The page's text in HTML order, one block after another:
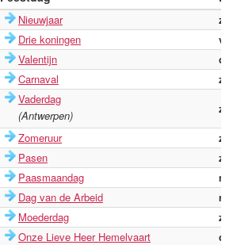
Nieuwjaar
Drie koningen
Valentijn
Carnaval
Vaderdag
(Antwerpen)
Zomeruur
Pasen
Paasmaandag
Dag van de Arbeid
Moederdag
Onze Lieve Heer Hemelvaart